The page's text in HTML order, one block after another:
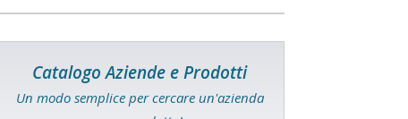
Catalogo Aziende e Prodotti
Un modo semplice per cercare un'azienda